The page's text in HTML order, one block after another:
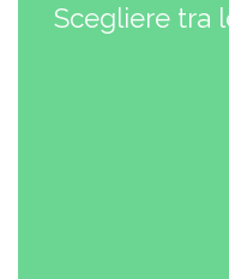
Scegliere tra